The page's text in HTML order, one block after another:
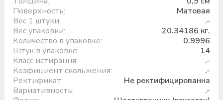
Поверхность:
Матовая
Вес 1 штуки:
.-
Вес упаковки:
20.34186 кг.
Количество в упаковке:
0.9996
Штук в упаковке:
14
Класс истирання:
.-
Коэфициент скольжения:
.-
Ректификат:
Не ректифицированна
Вариативность:
.-